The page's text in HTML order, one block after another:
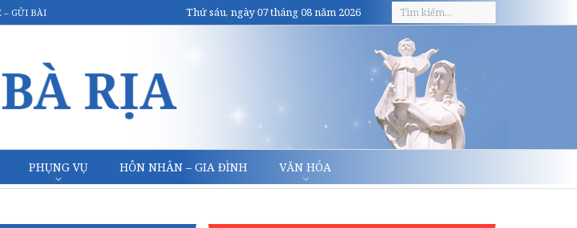
– GỬI BÀI Thứ sáu, ngày 07 tháng 08 năm 2026
PHỤNG VỤ HÔN NHÂN – GIA ĐÌNH VĂN HÓA